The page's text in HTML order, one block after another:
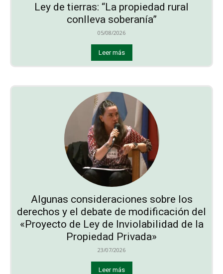
Ley de tierras: “La propiedad rural
conlleva soberanía”
05/08/2026
Leer más
Algunas consideraciones sobre los
derechos y el debate de modificación del
«Proyecto de Ley de Inviolabilidad de la
Propiedad Privada»
23/07/2026
Leer más